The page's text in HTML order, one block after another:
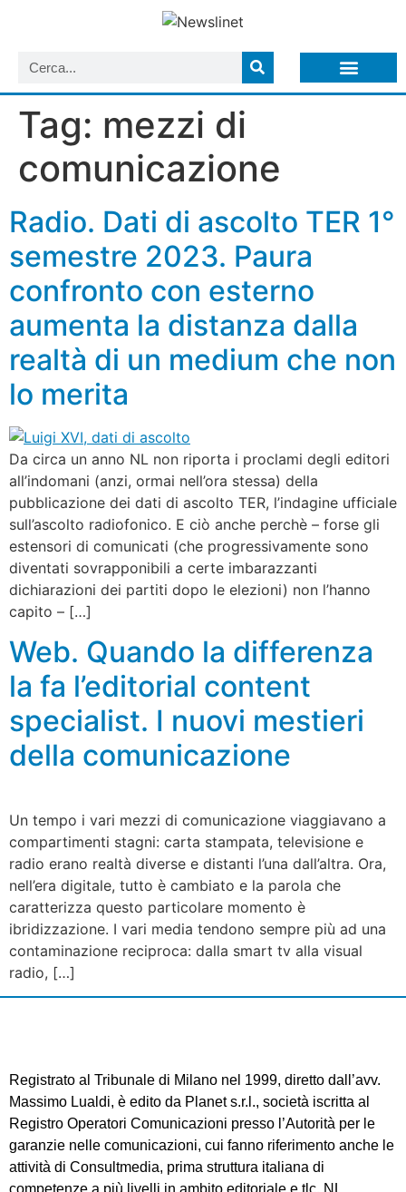
Tag: mezzi di
comunicazione
Radio. Dati di ascolto TER 1°
semestre 2023. Paura
confronto con esterno
aumenta la distanza dalla
realtà di un medium che non
lo merita
Da circa un anno NL non riporta i proclami degli editori
all’indomani (anzi, ormai nell’ora stessa) della
pubblicazione dei dati di ascolto TER, l’indagine ufficiale
sull’ascolto radiofonico. E ciò anche perchè – forse gli
estensori di comunicati (che progressivamente sono
diventati sovrapponibili a certe imbarazzanti
dichiarazioni dei partiti dopo le elezioni) non l’hanno
capito – […]
Web. Quando la differenza
la fa l’editorial content
specialist. I nuovi mestieri
della comunicazione
Un tempo i vari mezzi di comunicazione viaggiavano a
compartimenti stagni: carta stampata, televisione e
radio erano realtà diverse e distanti l’una dall’altra. Ora,
nell’era digitale, tutto è cambiato e la parola che
caratterizza questo particolare momento è
ibridizzazione. I vari media tendono sempre più ad una
contaminazione reciproca: dalla smart tv alla visual
radio, […]
Registrato al Tribunale di Milano nel 1999, diretto dall’avv.
Massimo Lualdi, è edito da Planet s.r.l., società iscritta al
Registro Operatori Comunicazioni presso l’Autorità per le
garanzie nelle comunicazioni, cui fanno riferimento anche le
attività di Consultmedia, prima struttura italiana di